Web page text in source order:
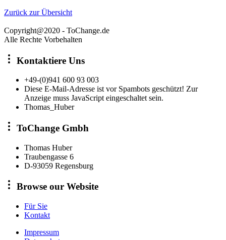
Zurück zur Übersicht
Copyright@2020 - ToChange.de
Alle Rechte Vorbehalten
Kontaktiere Uns
+49-(0)941 600 93 003
Diese E-Mail-Adresse ist vor Spambots geschützt! Zur
Anzeige muss JavaScript eingeschaltet sein.
Thomas_Huber
ToChange Gmbh
Thomas Huber
Traubengasse 6
D-93059 Regensburg
Browse our Website
Für Sie
Kontakt
Impressum